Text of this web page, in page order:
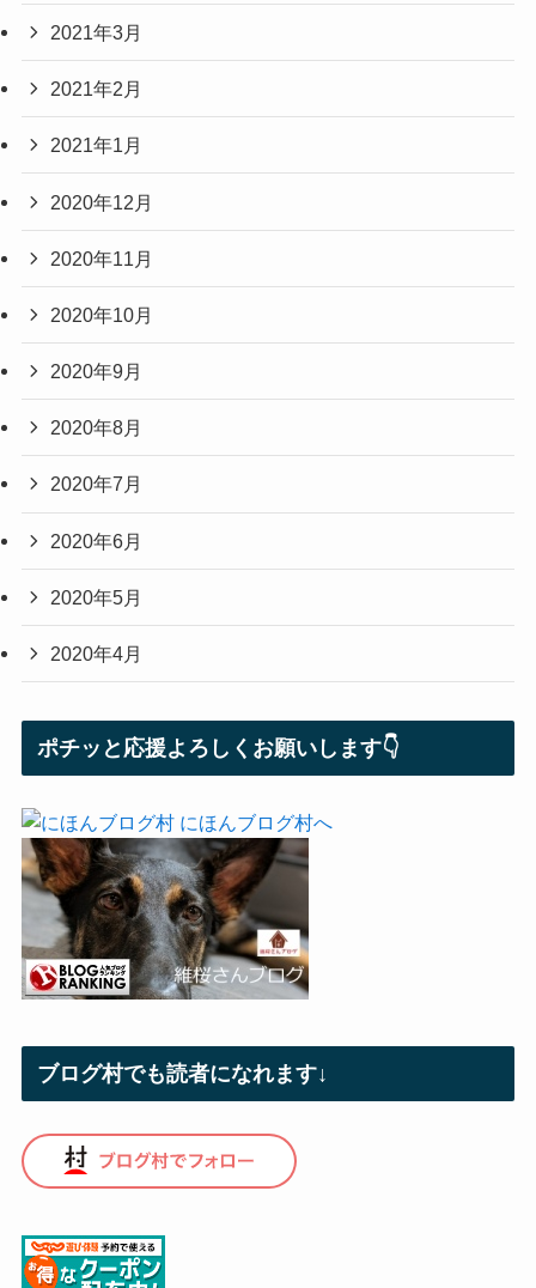
2021年3月
2021年2月
2021年1月
2020年12月
2020年11月
2020年10月
2020年9月
2020年8月
2020年7月
2020年6月
2020年5月
2020年4月
ポチッと応援よろしくお願いします👇
ブログ村でも読者になれます↓